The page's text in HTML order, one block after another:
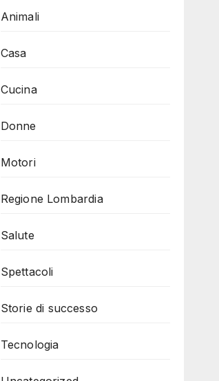
Animali
Casa
Cucina
Donne
Motori
Regione Lombardia
Salute
Spettacoli
Storie di successo
Tecnologia